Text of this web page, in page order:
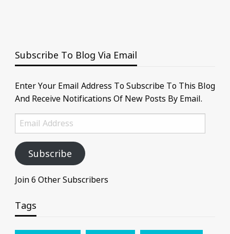
Subscribe To Blog Via Email
Enter Your Email Address To Subscribe To This Blog
And Receive Notifications Of New Posts By Email.
Email
Address
Subscribe
Join 6 Other Subscribers
Tags